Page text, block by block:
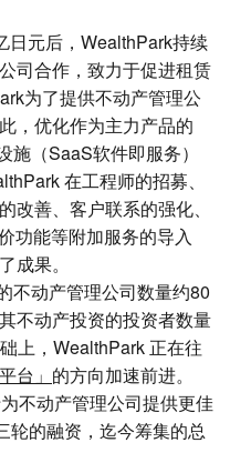
日元后，WealthPark持续
司合作，致力于促进租赁
为了提供不动产管理公
，优化作为主力产品的
（SaaS软件即服务）
在工程师的招募、
改善、客户联系的强化、
功能等附加服务的导入
成果。
不动产管理公司数量约80
不动产投资的投资者数量
上，WealthPark 正在往
台」 的方向加速前进。
不动产管理公司提供更佳
轮的融资，迄今筹集的总